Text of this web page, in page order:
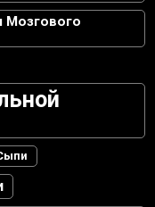
Мозгового